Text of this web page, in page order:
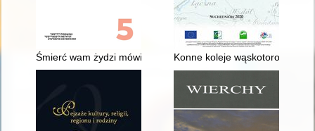
Śmierć wam żydzi mówimy..." : propaganda pogromowa w
Konne koleje wąskotorowe na